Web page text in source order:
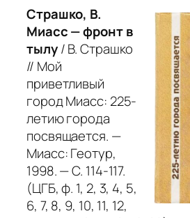
Страшко, В.
Миасс — фронт в
тылу/ В. Страшко
// Мой
приветливый
город Миасс: 225-
летию города
посвящается. —
Миасс: Геотур,
1998. — С. 114-117.
(ЦГБ, ф. 1, 2, 3, 4, 5,
6, 7, 8, 9, 10, 11, 12,